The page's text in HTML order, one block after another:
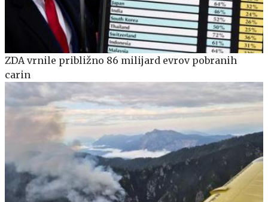
ZDA vrnile približno 86 milijard evrov pobranih
carin